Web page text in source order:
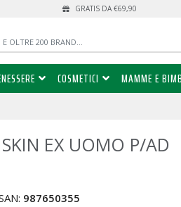
GRATIS DA €69,90
COSMETICI MAMME E
EX UOMO P/AD
987650355